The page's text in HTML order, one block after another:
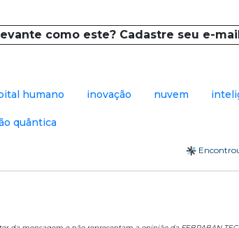
como este? Cadastre seu e-
humano inovação nuvem
quântica